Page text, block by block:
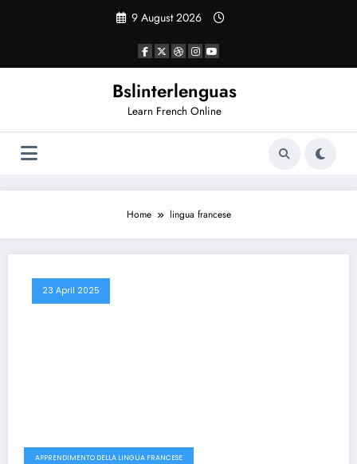
9 August 2026
Bslinterlenguas
Learn French Online
Home lingua francese
23 April 2025
APPRENDIMENTO DELLA LINGUA FRANCESE